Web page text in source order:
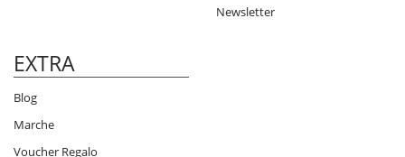
Newsletter
EXTRA
Blog
Marche
Voucher Regalo